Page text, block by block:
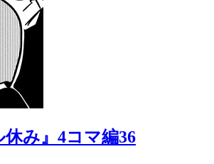
休み』4コマ編36